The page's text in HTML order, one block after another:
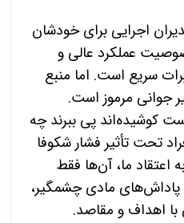
اجرایی برای خودشان
عملکرد عالی و
سریع است. اما منبع
جوانی مرموز است.
کوشیده‌اند پی ببرند چه
تحت تأثیر فشار شکوفا
اعتقاد ما، آن‌ها فقط
پاداش‌های مادی چشمگیر،
اهداف و مقاصد.